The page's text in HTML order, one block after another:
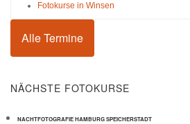
Fotokurse in Winsen
Alle Termine
NÄCHSTE FOTOKURSE
NACHTFOTOGRAFIE HAMBURG SPEICHERSTADT